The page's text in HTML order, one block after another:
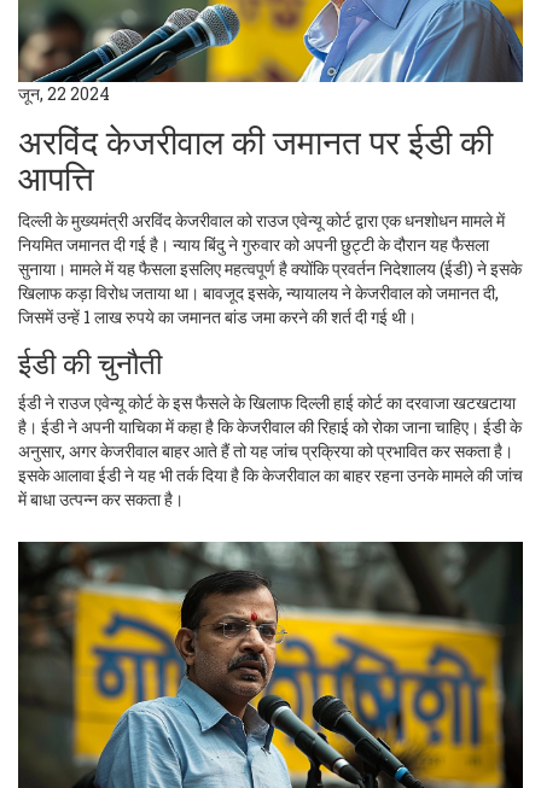
जून, 22 2024
अरविंद केजरीवाल की जमानत पर ईडी की
आपत्ति
दिल्ली के मुख्यमंत्री अरविंद केजरीवाल को राउज एवेन्यू कोर्ट द्वारा एक धनशोधन मामले में
नियमित जमानत दी गई है। न्याय बिंदु ने गुरुवार को अपनी छुट्टी के दौरान यह फैसला
सुनाया। मामले में यह फैसला इसलिए महत्वपूर्ण है क्योंकि प्रवर्तन निदेशालय (ईडी) ने इसके
खिलाफ कड़ा विरोध जताया था। बावजूद इसके, न्यायालय ने केजरीवाल को जमानत दी,
जिसमें उन्हें 1 लाख रुपये का जमानत बांड जमा करने की शर्त दी गई थी।
ईडी की चुनौती
ईडी ने राउज एवेन्यू कोर्ट के इस फैसले के खिलाफ दिल्ली हाई कोर्ट का दरवाजा खटखटाया
है। ईडी ने अपनी याचिका में कहा है कि केजरीवाल की रिहाई को रोका जाना चाहिए। ईडी के
अनुसार, अगर केजरीवाल बाहर आते हैं तो यह जांच प्रक्रिया को प्रभावित कर सकता है।
इसके आलावा ईडी ने यह भी तर्क दिया है कि केजरीवाल का बाहर रहना उनके मामले की जांच
में बाधा उत्पन्न कर सकता है।